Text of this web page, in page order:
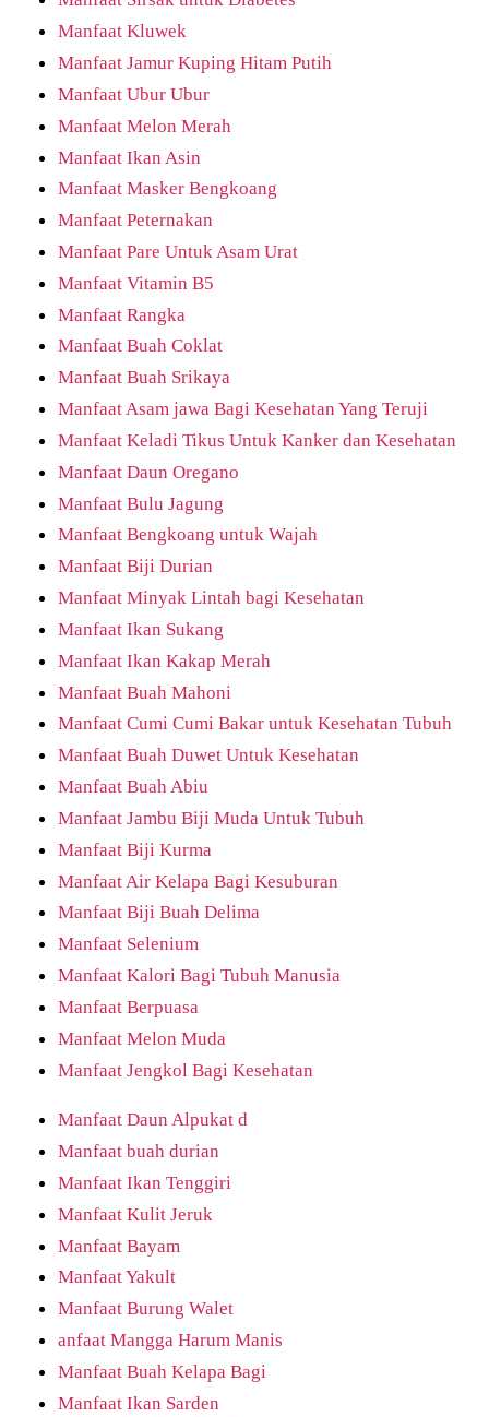
Manfaat Kluwek
Manfaat Jamur Kuping Hitam Putih
Manfaat Ubur Ubur
Manfaat Melon Merah
Manfaat Ikan Asin
Manfaat Masker Bengkoang
Manfaat Peternakan
Manfaat Pare Untuk Asam Urat
Manfaat Vitamin B5
Manfaat Rangka
Manfaat Buah Coklat
Manfaat Buah Srikaya
Manfaat Asam jawa Bagi Kesehatan Yang Teruji
Manfaat Keladi Tikus Untuk Kanker dan Kesehatan
Manfaat Daun Oregano
Manfaat Bulu Jagung
Manfaat Bengkoang untuk Wajah
Manfaat Biji Durian
Manfaat Minyak Lintah bagi Kesehatan
Manfaat Ikan Sukang
Manfaat Ikan Kakap Merah
Manfaat Buah Mahoni
Manfaat Cumi Cumi Bakar untuk Kesehatan Tubuh
Manfaat Buah Duwet Untuk Kesehatan
Manfaat Buah Abiu
Manfaat Jambu Biji Muda Untuk Tubuh
Manfaat Biji Kurma
Manfaat Air Kelapa Bagi Kesuburan
Manfaat Biji Buah Delima
Manfaat Selenium
Manfaat Kalori Bagi Tubuh Manusia
Manfaat Berpuasa
Manfaat Melon Muda
Manfaat Jengkol Bagi Kesehatan
Manfaat Daun Alpukat d
Manfaat buah durian
Manfaat Ikan Tenggiri
Manfaat Kulit Jeruk
Manfaat Bayam
Manfaat Yakult
Manfaat Burung Walet
anfaat Mangga Harum Manis
Manfaat Buah Kelapa Bagi
Manfaat Ikan Sarden